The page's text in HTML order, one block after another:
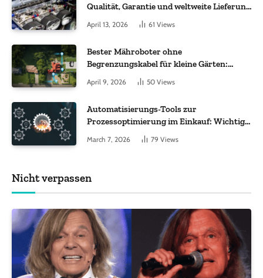
Qualität, Garantie und weltweite Lieferung
April 13, 2026 61 Views
Bester Mähroboter ohne
Begrenzungskabel für kleine Gärten:
Worauf es bei 200 bis 500 m² wirklich
ankommt
April 9, 2026 50 Views
Automatisierungs-Tools zur
Prozessoptimierung im Einkauf: Wichtige
Funktionen, auf die Sie achten sollten
March 7, 2026 79 Views
Nicht verpassen